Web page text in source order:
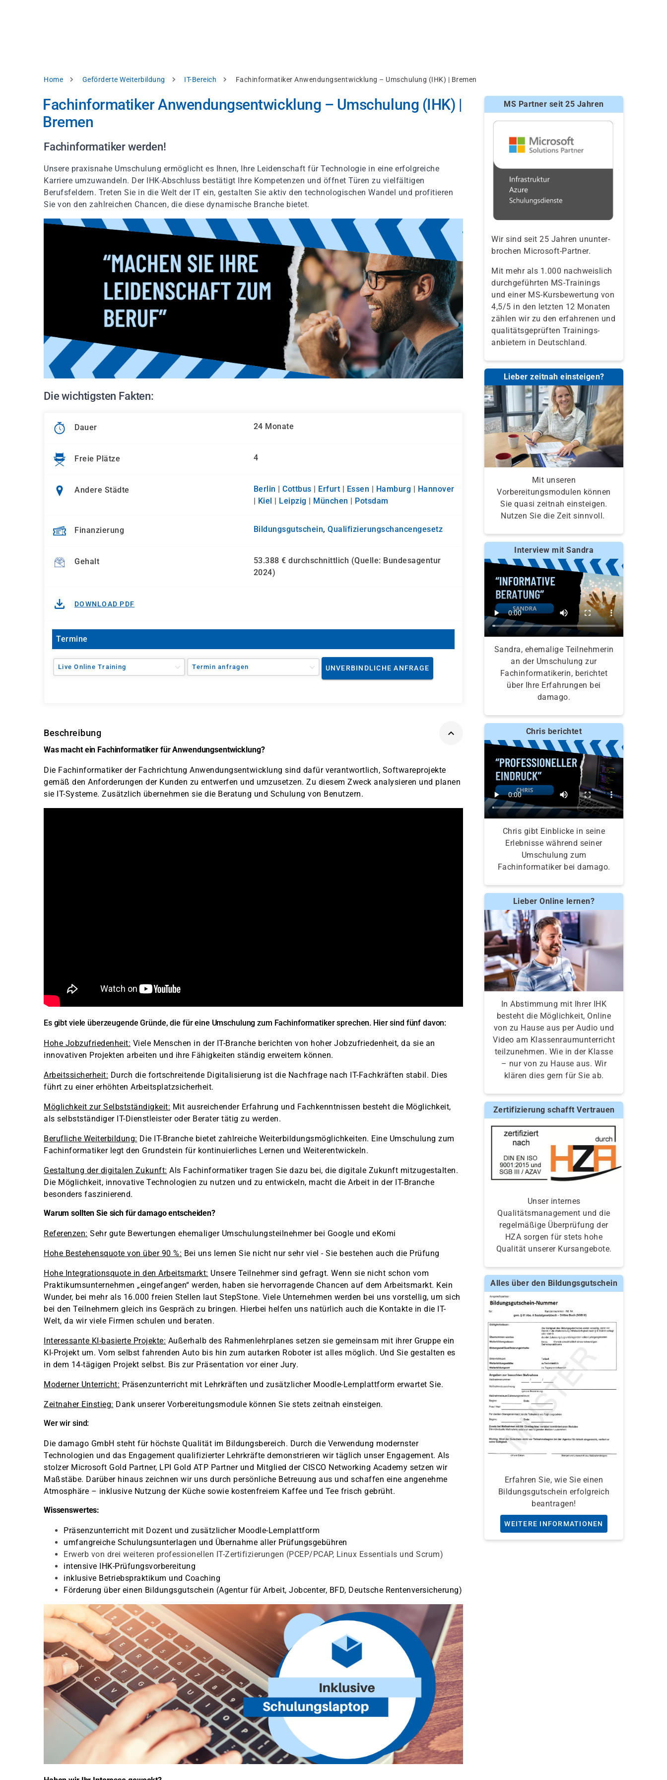
Pfadnavigation
Home Geförderte Weiterbildung IT-Bereich Fachinformatiker Anwendungsentwicklung – Umschulung (IHK) | Bremen
Fachinformatiker Anwendungsentwicklung – Umschulung (IHK) |
Bremen
Fachinformatiker werden!
Unsere praxisnahe Umschulung ermöglicht es Ihnen, Ihre Leidenschaft für Technologie in eine erfolgreiche
Karriere umzuwandeln. Der IHK-Abschluss bestätigt Ihre Kompetenzen und öffnet Türen zu vielfältigen
Berufsfeldern. Treten Sie in die Welt der IT ein, gestalten Sie aktiv den technologischen Wandel und profitieren
Sie von den zahlreichen Chancen, die diese dynamische Branche bietet.
Die wichtigsten Fakten:
Dauer 24 Monate
Freie Plätze 4
Andere Städte Berlin | Cottbus | Erfurt | Essen | Hamburg | Hannover
| Kiel | Leipzig | München | Potsdam
Finanzierung Bildungsgutschein, Qualifizierungs­chancen­gesetz
Gehalt
53.388 € durchschnittlich (Quelle: Bundesagentur
2024)
DOWNLOAD PDF
Termine
Live Online Training Termin anfragen UNVERBINDLICHE ANFRAGE
Beschreibung
Was macht ein Fachinformatiker für Anwendungsentwicklung?
Die Fachinformatiker der Fachrichtung Anwendungsentwicklung sind dafür verantwortlich, Softwareprojekte
gemäß den Anforderungen der Kunden zu entwerfen und umzusetzen. Zu diesem Zweck analysieren und planen
sie IT-Systeme. Zusätzlich übernehmen sie die Beratung und Schulung von Benutzern.
Es gibt viele überzeugende Gründe, die für eine Umschulung zum Fachinformatiker sprechen. Hier sind fünf davon:
Hohe Jobzufriedenheit: Viele Menschen in der IT-Branche berichten von hoher Jobzufriedenheit, da sie an
innovativen Projekten arbeiten und ihre Fähigkeiten ständig erweitern können.
Arbeitssicherheit: Durch die fortschreitende Digitalisierung ist die Nachfrage nach IT-Fachkräften stabil. Dies
führt zu einer erhöhten Arbeitsplatzsicherheit.
Möglichkeit zur Selbstständigkeit: Mit ausreichender Erfahrung und Fachkenntnissen besteht die Möglichkeit,
als selbstständiger IT-Dienstleister oder Berater tätig zu werden.
Berufliche Weiterbildung: Die IT-Branche bietet zahlreiche Weiterbildungsmöglichkeiten. Eine Umschulung zum
Fachinformatiker legt den Grundstein für kontinuierliches Lernen und Weiterentwickeln.
Gestaltung der digitalen Zukunft: Als Fachinformatiker tragen Sie dazu bei, die digitale Zukunft mitzugestalten.
Die Möglichkeit, innovative Technologien zu nutzen und zu entwickeln, macht die Arbeit in der IT-Branche
besonders faszinierend.
Warum sollten Sie sich für damago entscheiden?
Referenzen: Sehr gute Bewertungen ehemaliger Umschulungsteilnehmer bei Google und eKomi
Hohe Bestehensquote von über 90 %: Bei uns lernen Sie nicht nur sehr viel - Sie bestehen auch die Prüfung
Hohe Integrationsquote in den Arbeitsmarkt: Unsere Teilnehmer sind gefragt. Wenn sie nicht schon vom
Praktikumsunternehmen „eingefangen“ werden, haben sie hervorragende Chancen auf dem Arbeitsmarkt. Kein
Wunder, bei mehr als 16.000 freien Stellen laut StepStone. Viele Unternehmen werden bei uns vorstellig, um sich
bei den Teilnehmern gleich ins Gespräch zu bringen. Hierbei helfen uns natürlich auch die Kontakte in die IT-
Welt, da wir viele Firmen schulen und beraten.
Interessante KI-basierte Projekte: Außerhalb des Rahmenlehrplanes setzen sie gemeinsam mit ihrer Gruppe ein
KI-Projekt um. Vom selbst fahrenden Auto bis hin zum autarken Roboter ist alles möglich. Und Sie gestalten es
in dem 14-tägigen Projekt selbst. Bis zur Präsentation vor einer Jury.
Moderner Unterricht: Präsenzunterricht mit Lehrkräften und zusätzlicher Moodle-Lernplattform erwartet Sie.
Zeitnaher Einstieg: Dank unserer Vorbereitungsmodule können Sie stets zeitnah einsteigen.
Wer wir sind:
Die damago GmbH steht für höchste Qualität im Bildungsbereich. Durch die Verwendung modernster
Technologien und das Engagement qualifizierter Lehrkräfte demonstrieren wir täglich unser Engagement. Als
stolzer Microsoft Gold Partner, LPI Gold ATP Partner und Mitglied der CISCO Networking Academy setzen wir
Maßstäbe. Darüber hinaus zeichnen wir uns durch persönliche Betreuung aus und schaffen eine angenehme
Atmosphäre – inklusive Nutzung der Küche sowie kostenfreiem Kaffee und Tee frisch gebrüht.
Wissenswertes:
Präsenzunterricht mit Dozent und zusätzlicher Moodle-Lernplattform
umfangreiche Schulungsunterlagen und Übernahme aller Prüfungsgebühren
Erwerb von drei weiteren professionellen IT-Zertifizierungen (PCEP/PCAP, Linux Essentials und Scrum)
intensive IHK-Prüfungsvorbereitung
inklusive Betriebspraktikum und Coaching
Förderung über einen Bildungsgutschein (Agentur für Arbeit, Jobcenter, BFD, Deutsche Rentenversicherung)
MS Partner seit 25 Jahren
Wir sind seit 25 Jahren ununter-
brochen Microsoft-Partner.
Mit mehr als 1.000 nachweislich
durchgeführten MS-Trainings
und einer MS-Kursbewertung von
4,5/5 in den letzten 12 Monaten
zählen wir zu den erfahrenen und
qualitäts­geprüften Trainings­
anbietern in Deutschland.
Lieber zeitnah einsteigen?
Mit unseren
Vorbereitungsmodulen können
Sie quasi zeitnah einsteigen.
Nutzen Sie die Zeit sinnvoll.
Interview mit Sandra
Sandra, ehemalige Teilnehmerin
an der Umschulung zur
Fachinformatikerin, berichtet
über Ihre Erfahrungen bei
damago.
Chris berichtet
Chris gibt Einblicke in seine
Erlebnisse während seiner
Umschulung zum
Fachinformatiker bei damago.
Lieber Online lernen?
In Abstimmung mit Ihrer IHK
besteht die Möglichkeit, Online
von zu Hause aus per Audio und
Video am Klassenraumunterricht
teilzunehmen. Wie in der Klasse
– nur von zu Hause aus. Wir
klären dies gern für Sie ab.
Zertifizierung schafft Vertrauen
Unser internes
Qualitätsmanagement und die
regelmäßige Überprüfung der
HZA sorgen für stets hohe
Qualität unserer Kursangebote.
Alles über den Bildungsgutschein
Erfahren Sie, wie Sie einen
Bildungsgutschein erfolgreich
beantragen!
WEITERE INFORMATIONEN
Einstellungen
Datenschutzhinweis